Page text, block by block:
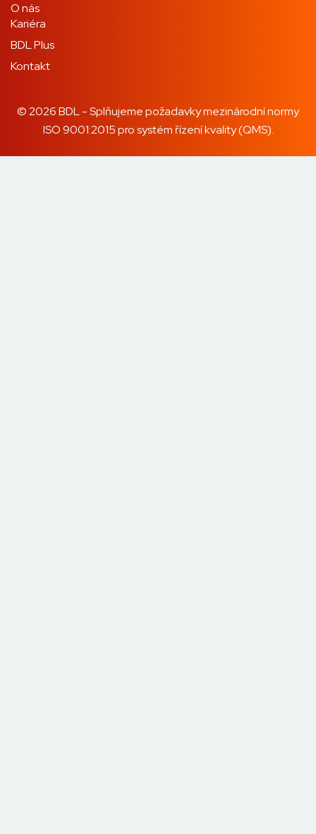
O nás
Kariéra
BDL Plus
Kontakt
© 2026 BDL - Splňujeme požadavky mezinárodní normy
ISO 9001:2015 pro systém řízení kvality (QMS).